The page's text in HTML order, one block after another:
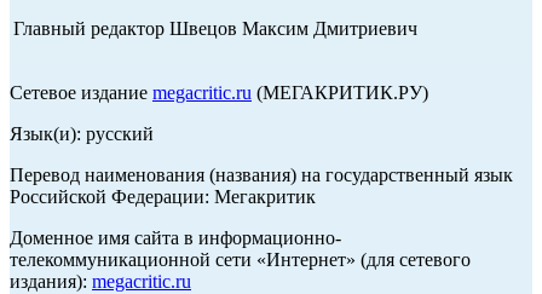
Главный редактор Швецов Максим Дмитриевич
Сетевое издание megacritic.ru (МЕГАКРИТИК.РУ)
Язык(и): русский
Перевод наименования (названия) на государственный язык
Российской Федерации: Мегакритик
Доменное имя сайта в информационно-
телекоммуникационной сети «Интернет» (для сетевого
издания): megacritic.ru